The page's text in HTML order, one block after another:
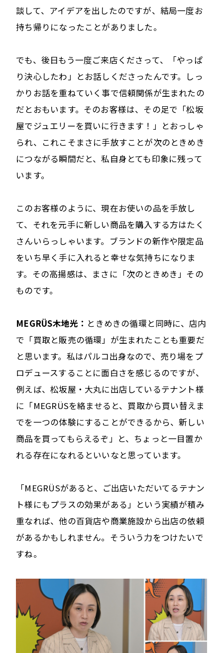
談して、アイデアを出したのですが、結局一度お
持ち帰りになったことがありました。
でも、後日もう一度ご来店くださって、「やっぱ
り決心したわ」とお話しくださったんです。しっ
かりお話を重ねていく事で信頼関係が生まれたの
だとおもいます。そのお客様は、その足で「松坂
屋でジュエリーを買いに行きます！」とおっしゃ
られ、これこそまさに手放すことが次のときめき
につながる瞬間だと、私自身とても印象に残って
います。
このお客様のように、現在お使いの品を手放し
て、それを元手に新しい商品を購入する方はたく
さんいらっしゃいます。ブランドの新作や限定品
をいち早く手に入れると幸せな気持ちになりま
す。その高揚感は、まさに「次のときめき」その
ものです。
MEGRÜS木地光： ときめきの循環と同時に、店内
で「買取と販売の循環」が生まれたことも重要だ
と思います。私はパルコ出身なので、売り場をプ
ロデュースすることに面白さを感じるのですが、
例えば、松坂屋・大丸に出店しているテナント様
に「MEGRÜSを絡ませると、買取から買い替えま
でを一つの体験にすることができるから、新しい
商品を買ってもらえるぞ」と、ちょっと一目置か
れる存在になれるといいなと思っています。
「MEGRÜSがあると、ご出店いただいてるテナン
ト様にもプラスの効果がある」という実績が積み
重なれば、他の百貨店や商業施設から出店の依頼
があるかもしれません。そういう力をつけたいで
すね。